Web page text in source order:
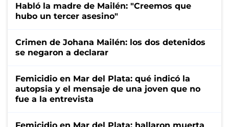
Habló la madre de Mailén: "Creemos que
hubo un tercer asesino"
Crimen de Johana Mailén: los dos detenidos
se negaron a declarar
Femicidio en Mar del Plata: qué indicó la
autopsia y el mensaje de una joven que no
fue a la entrevista